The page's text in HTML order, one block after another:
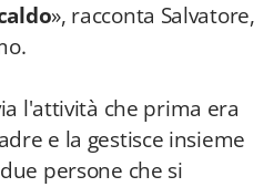
», racconta Salvatore,
l'attività che prima era
e la gestisce insieme
persone che si